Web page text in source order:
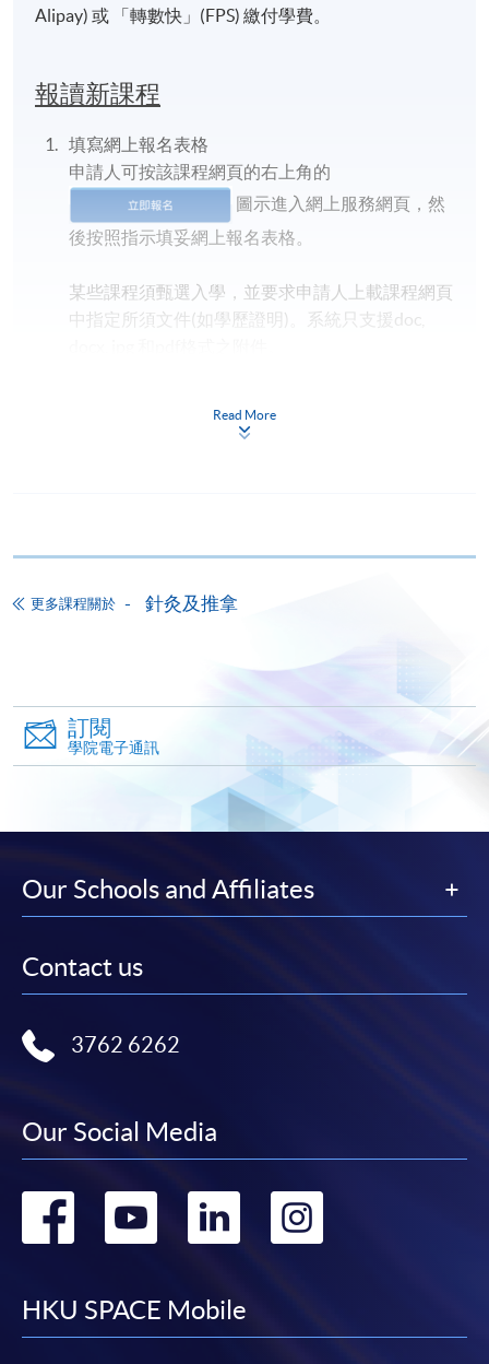
Alipay) 或 「轉數快」(FPS) 繳付學費。
報讀新課程
填寫網上報名表格
申請人可按該課程網頁的右上角的
圖示進入網上服務網頁，然
後按照指示填妥網上報名表格。
某些課程須甄選入學，並要求申請人上載課程網頁
中指定所須文件(如學歷證明)。系統只支援doc,
*香港大學專業進修學院Mastercard卡
持有人如欲享用十個
月免息分期付款優惠，必須親臨本學院設有報名服務的教
-個別學歷頒授課程
報讀同一學歷頒授課程內其他單元
交下期學費的學員，提供網上服務，如學員就讀的課
程設有此服務，課程負責人會通知學員有關程序。
網上支付可通過「繳費靈」(PPS) (不適用於手機)、
VISA 或 Mastercard、「微信支付」(Online WeChat
Read More
更多課程關於 針灸及推拿
訂閱
學院電子通訊
Our Schools and Affiliates
Contact us
3762 6262
Our Social Media
Go
facebook
Go
youtube
Go
linkedin
HKU SPACE Mobile